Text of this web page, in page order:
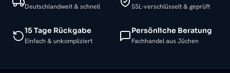
Deutschlandweit & schnell SSL-verschlüsselt & geprüft
15 Tage Rückgabe
Einfach & unkompliziert
Persönliche Beratung
Fachhandel aus Jüchen